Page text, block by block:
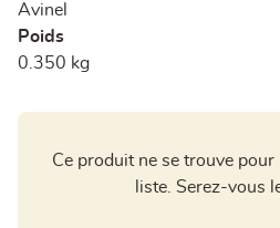
Avinel
Poids
0.350 kg
Ce produit ne se trouve
liste. Serez-vous